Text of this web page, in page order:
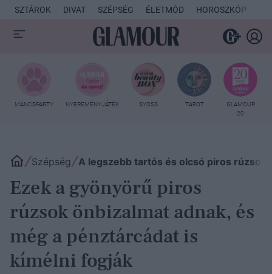
SZTÁROK DIVAT SZÉPSÉG ÉLETMÓD HOROSZKÓP
MANCSPARTY NYEREMÉNYJÁTÉK SYOSS TAROT
GLAMOUR
20
Szépség A legszebb tartós és olcsó piros rúzsok
Ezek a gyönyörű piros
rúzsok önbizalmat adnak, és
még a pénztárcádat is
kímélni fogják